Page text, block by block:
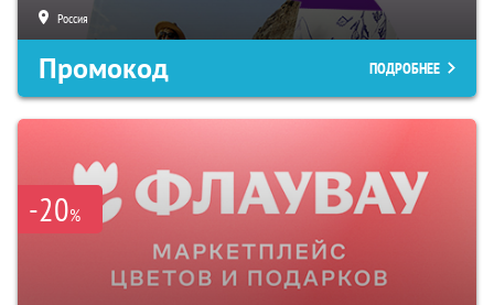
Россия
Промокод ПОДРОБНЕЕ
-20%